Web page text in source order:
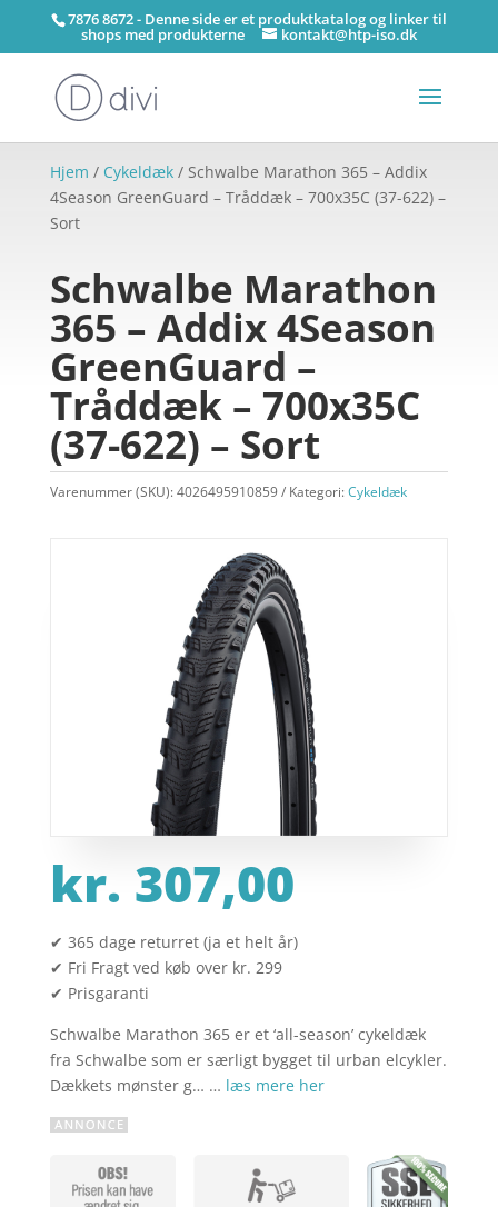
7876 8672 - Denne side er et produktkatalog og linker til
shops med produkterne kontakt@htp-iso.dk
Hjem / Cykeldæk/ Schwalbe Marathon 365 – Addix
4Season GreenGuard – Tråddæk – 700x35C (37-622) –
Sort
Schwalbe Marathon
365 – Addix 4Season
GreenGuard –
Tråddæk – 700x35C
(37-622) – Sort
Varenummer (SKU):4026495910859 Kategori:Cykeldæk
kr. 307,00
✔ 365 dage returret (ja et helt år)
✔ Fri Fragt ved køb over kr. 299
✔ Prisgaranti
Schwalbe Marathon 365 er et ‘all-season’ cykeldæk
fra Schwalbe som er særligt bygget til urban elcykler.
Dækkets mønster g… … læs mere her